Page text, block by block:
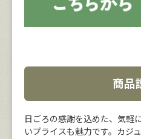
商品
日ごろの感謝を込めた、気軽
いプライスも魅力です。カジ